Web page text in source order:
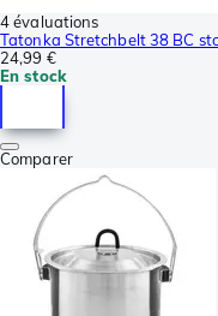
4 évaluations
Tatonka Stretchbelt 38 BC
24,99 €
En stock
Comparer